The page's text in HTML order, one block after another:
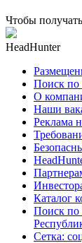
Чтобы
HeadHunter
Поиск по
О
Наши
Реклама
Каталог
Поиск по
Сетка: